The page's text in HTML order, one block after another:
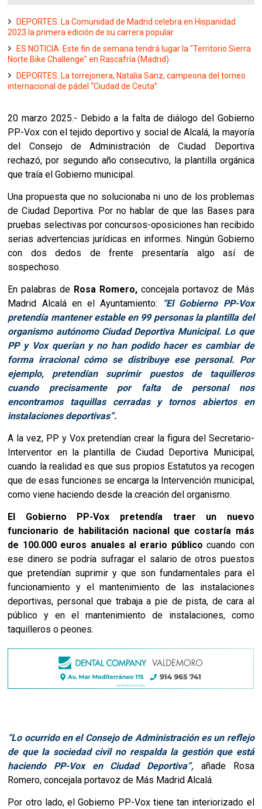
DEPORTES. La Comunidad de Madrid celebra en Hispanidad
2023 la primera edición de su carrera popular
ES NOTICIA. Este fin de semana tendrá lugar la "Territorio Sierra
Norte Bike Challenge" en Rascafría (Madrid)
DEPORTES. La torrejonera, Natalia Sanz, campeona del torneo
internacional de pádel “Ciudad de Ceuta”
20 marzo 2025.- Debido a la falta de diálogo del Gobierno
PP-Vox con el tejido deportivo y social de Alcalá, la mayoría
del Consejo de Administración de Ciudad Deportiva
rechazó, por segundo año consecutivo, la plantilla orgánica
que traía el Gobierno municipal.
Una propuesta que no solucionaba ni uno de los problemas
de Ciudad Deportiva. Por no hablar de que las Bases para
pruebas selectivas por concursos-oposiciones han recibido
serias advertencias jurídicas en informes. Ningún Gobierno
con dos dedos de frente presentaría algo así de
sospechoso.
En palabras de Rosa Romero, concejala portavoz de Más
Madrid Alcalá en el Ayuntamiento:
“El Gobierno PP-Vox
pretendía mantener estable en 99 personas la plantilla del
organismo autónomo Ciudad Deportiva Municipal. Lo que
PP y Vox querían y no han podido hacer es cambiar de
forma irracional cómo se distribuye ese personal. Por
ejemplo, pretendían suprimir puestos de taquilleros
cuando precisamente por falta de personal nos
encontramos taquillas cerradas y tornos abiertos en
instalaciones deportivas”.
A la vez, PP y Vox pretendían crear la figura del Secretario-
Interventor en la plantilla de Ciudad Deportiva Municipal,
cuando la realidad es que sus propios Estatutos ya recogen
que de esas funciones se encarga la Intervención municipal,
como viene haciendo desde la creación del organismo.
El Gobierno PP-Vox pretendía traer un nuevo
funcionario de habilitación nacional que costaría más
de 100.000 euros anuales al erario público cuando con
ese dinero se podría sufragar el salario de otros puestos
que pretendían suprimir y que son fundamentales para el
funcionamiento y el mantenimiento de las instalaciones
deportivas, personal que trabaja a pie de pista, de cara al
público y en el mantenimiento de instalaciones, como
taquilleros o peones.
“Lo ocurrido en el Consejo de Administración es un reflejo
de que la sociedad civil no respalda la gestión que está
haciendo PP-Vox en Ciudad Deportiva”, añade Rosa
Romero, concejala portavoz de Más Madrid Alcalá.
Por otro lado, el Gobierno PP-Vox tiene tan interiorizado el